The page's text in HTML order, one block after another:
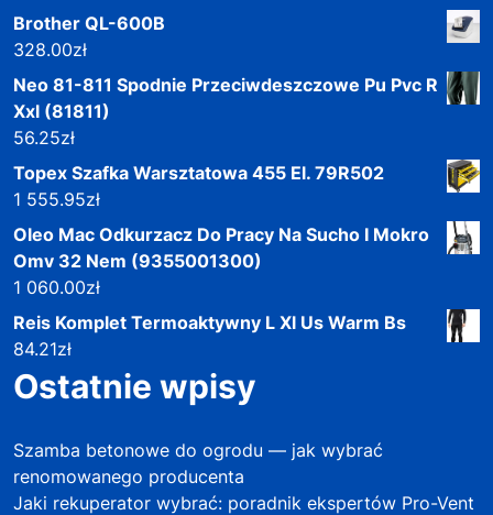
Brother QL-600B
328.00zł
Neo 81-811 Spodnie Przeciwdeszczowe Pu Pvc R
Xxl (81811)
56.25zł
Topex Szafka Warsztatowa 455 El. 79R502
1 555.95zł
Oleo Mac Odkurzacz Do Pracy Na Sucho I Mokro
Omv 32 Nem (9355001300)
1 060.00zł
Reis Komplet Termoaktywny L Xl Us Warm Bs
84.21zł
Ostatnie wpisy
Szamba betonowe do ogrodu — jak wybrać
renomowanego producenta
Jaki rekuperator wybrać: poradnik ekspertów Pro-Vent